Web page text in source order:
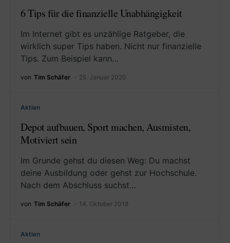
6 Tips für die finanzielle Unabhängigkeit
Im Internet gibt es unzählige Ratgeber, die
wirklich super Tips haben. Nicht nur finanzielle
Tips. Zum Beispiel kann…
von Tim Schäfer 25. Januar 2020
Aktien
Depot aufbauen, Sport machen, Ausmisten,
Motiviert sein
Im Grunde gehst du diesen Weg: Du machst
deine Ausbildung oder gehst zur Hochschule.
Nach dem Abschluss suchst…
von Tim Schäfer 14. Oktober 2018
Aktien